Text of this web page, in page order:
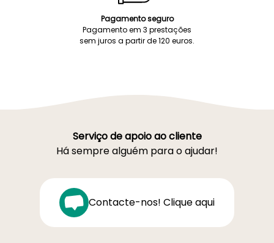
Pagamento seguro
Pagamento em 3 prestações
sem juros a partir de 120 euros.
Serviço de apoio ao cliente
Há sempre alguém para o ajudar!
Contacte-nos! Clique aqui